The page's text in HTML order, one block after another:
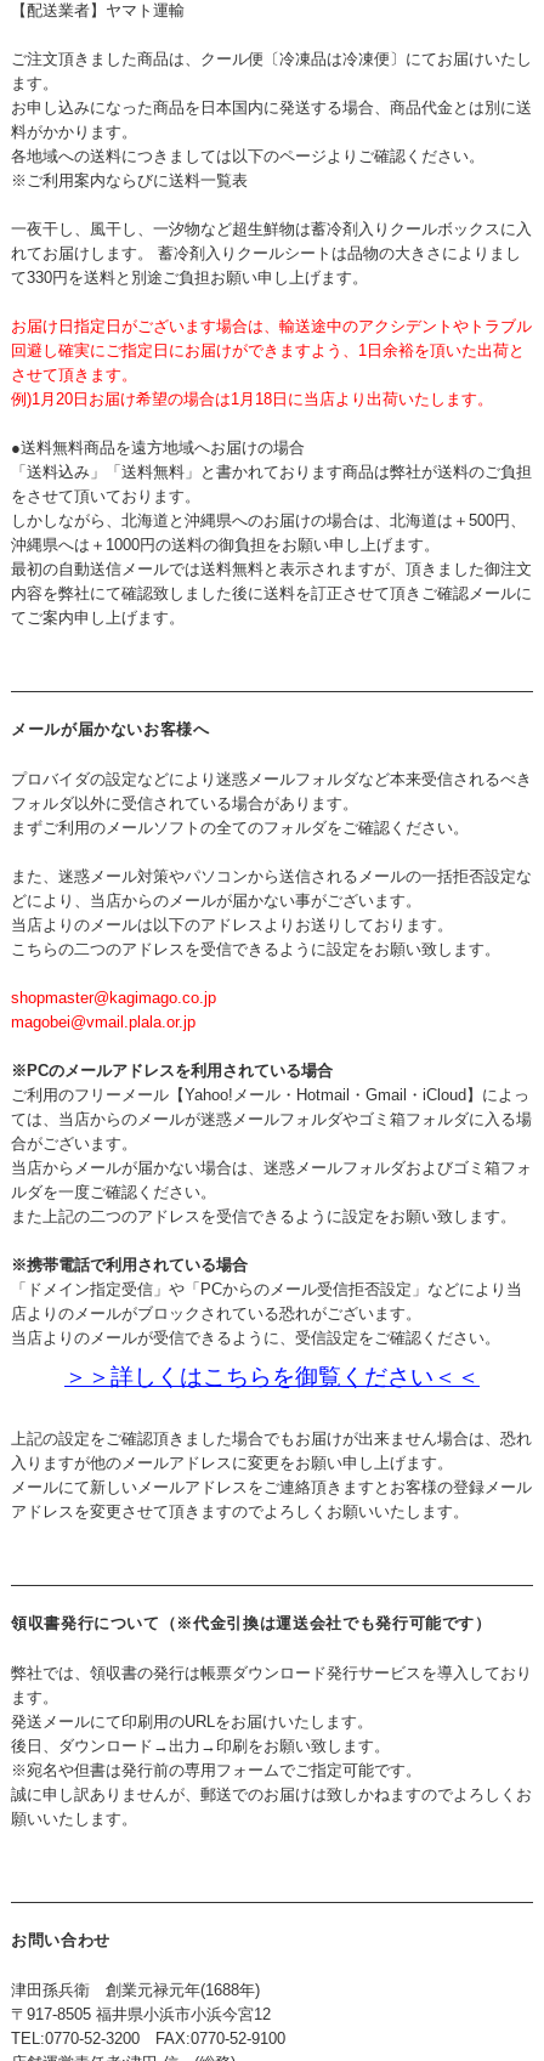
【配送業者】ヤマト運輸
ご注文頂きました商品は、クール便〔冷凍品は冷凍便〕にてお届けいたし
ます。
お申し込みになった商品を日本国内に発送する場合、商品代金とは別に送
料がかかります。
各地域への送料につきましては以下のページよりご確認ください。
※ご利用案内ならびに送料一覧表
一夜干し、風干し、一汐物など超生鮮物は蓄冷剤入りクールボックスに入
れてお届けします。 蓄冷剤入りクールシートは品物の大きさによりまし
て330円を送料と別途ご負担お願い申し上げます。
お届け日指定日がございます場合は、輸送途中のアクシデントやトラブル
回避し確実にご指定日にお届けができますよう、1日余裕を頂いた出荷と
させて頂きます。
例)1月20日お届け希望の場合は1月18日に当店より出荷いたします。
●送料無料商品を遠方地域へお届けの場合
「送料込み」「送料無料」と書かれております商品は弊社が送料のご負担
をさせて頂いております。
しかしながら、北海道と沖縄県へのお届けの場合は、北海道は＋500円、
沖縄県へは＋1000円の送料の御負担をお願い申し上げます。
最初の自動送信メールでは送料無料と表示されますが、頂きました御注文
内容を弊社にて確認致しました後に送料を訂正させて頂きご確認メールに
てご案内申し上げます。
メールが届かないお客様へ
プロバイダの設定などにより迷惑メールフォルダなど本来受信されるべき
フォルダ以外に受信されている場合があります。
まずご利用のメールソフトの全てのフォルダをご確認ください。
また、迷惑メール対策やパソコンから送信されるメールの一括拒否設定な
どにより、当店からのメールが届かない事がございます。
当店よりのメールは以下のアドレスよりお送りしております。
こちらの二つのアドレスを受信できるように設定をお願い致します。
shopmaster@kagimago.co.jp
magobei@vmail.plala.or.jp
※PCのメールアドレスを利用されている場合
ご利用のフリーメール【Yahoo!メール・Hotmail・Gmail・iCloud】によっ
ては、当店からのメールが迷惑メールフォルダやゴミ箱フォルダに入る場
合がございます。
当店からメールが届かない場合は、迷惑メールフォルダおよびゴミ箱フォ
ルダを一度ご確認ください。
また上記の二つのアドレスを受信できるように設定をお願い致します。
※携帯電話で利用されている場合
「ドメイン指定受信」や「PCからのメール受信拒否設定」などにより当
店よりのメールがブロックされている恐れがございます。
当店よりのメールが受信できるように、受信設定をご確認ください。
＞＞詳しくはこちらを御覧ください＜＜
上記の設定をご確認頂きました場合でもお届けが出来ません場合は、恐れ
入りますが他のメールアドレスに変更をお願い申し上げます。
メールにて新しいメールアドレスをご連絡頂きますとお客様の登録メール
アドレスを変更させて頂きますのでよろしくお願いいたします。
領収書発行について（※代金引換は運送会社でも発行可能です）
弊社では、領収書の発行は帳票ダウンロード発行サービスを導入しており
ます。
発送メールにて印刷用のURLをお届けいたします。
後日、ダウンロード→出力→印刷をお願い致します。
※宛名や但書は発行前の専用フォームでご指定可能です。
誠に申し訳ありませんが、郵送でのお届けは致しかねますのでよろしくお
願いいたします。
お問い合わせ
津田孫兵衛 創業元禄元年(1688年)
〒917-8505 福井県小浜市小浜今宮12
TEL:0770-52-3200 FAX:0770-52-9100